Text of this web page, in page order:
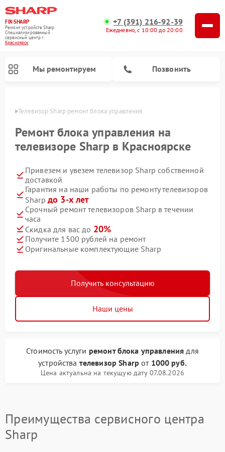
FIX-SHARP
Ремонт устройств Sharp
Специализированный
cервисный центр г.
Красноярск
+7 (391) 216-92-39
Ежедневно, с 10:00 до 20:00
Мы ремонтируем Позвонить
Телевизор Sharp ремонт блока управления
Ремонт блока управления на
телевизоре Sharp в Красноярске
Привезем и увезем телевизор Sharp собственной
доставкой
Гарантия на наши работы по ремонту телевизоров
Sharp до 3-х лет
Срочный ремонт телевизоров Sharp в течении
часа
Скидка для вас до 20%
Получите 1500 рублей на ремонт
Оригинальные комплектующие Sharp
Получить консультацию
Наши цены
Стоимость услуги ремонт блока управления для
устройства телевизор Sharp от 1000 руб.
Цена актуальна на текущую дату 07.08.2026
Преимущества сервисного центра
Sharp